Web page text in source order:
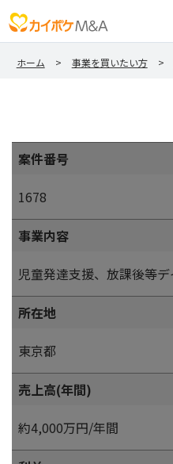
ホーム 事業を買いたい方
案件番号
1678
事業内容
児童発達支援、放課後等
所在地
東京都
売上高(年間)
約4,000万円/年間